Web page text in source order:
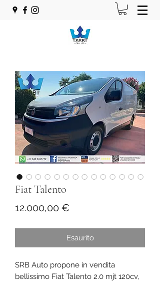
Fiat Talento
12.000,00 €
Esaurito
SRB Auto propone in vendita
bellissimo Fiat Talento 2.0 mjt 120cv,